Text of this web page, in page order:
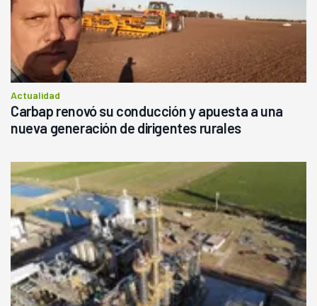
Actualidad
Carbap renovó su conducción y apuesta a una
nueva generación de dirigentes rurales